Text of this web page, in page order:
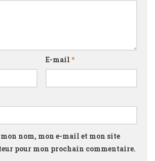
E-mail *
nom, mon e-mail et mon site
pour mon prochain commentaire.